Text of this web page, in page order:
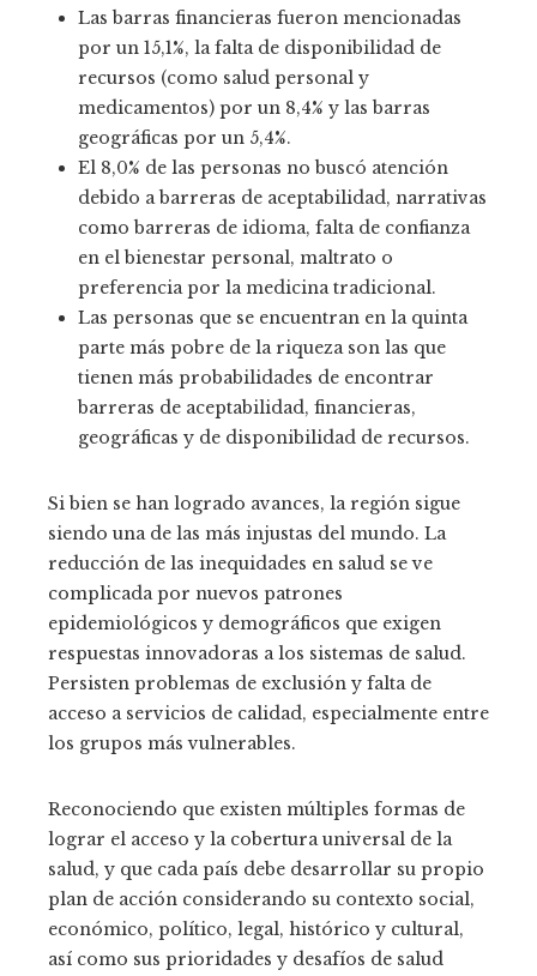
Las barras financieras fueron mencionadas
por un 15,1%, la falta de disponibilidad de
recursos (como salud personal y
medicamentos) por un 8,4% y las barras
geográficas por un 5,4%.
El 8,0% de las personas no buscó atención
debido a barreras de aceptabilidad, narrativas
como barreras de idioma, falta de confianza
en el bienestar personal, maltrato o
preferencia por la medicina tradicional.
Las personas que se encuentran en la quinta
parte más pobre de la riqueza son las que
tienen más probabilidades de encontrar
barreras de aceptabilidad, financieras,
geográficas y de disponibilidad de recursos.
Si bien se han logrado avances, la región sigue
siendo una de las más injustas del mundo. La
reducción de las inequidades en salud se ve
complicada por nuevos patrones
epidemiológicos y demográficos que exigen
respuestas innovadoras a los sistemas de salud.
Persisten problemas de exclusión y falta de
acceso a servicios de calidad, especialmente entre
los grupos más vulnerables.
Reconociendo que existen múltiples formas de
lograr el acceso y la cobertura universal de la
salud, y que cada país debe desarrollar su propio
plan de acción considerando su contexto social,
económico, político, legal, histórico y cultural,
así como sus prioridades y desafíos de salud